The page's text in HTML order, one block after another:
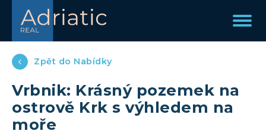
Zpět do Nabídky
Vrbnik: Krásný pozemek na
ostrově Krk s výhledem na
moře